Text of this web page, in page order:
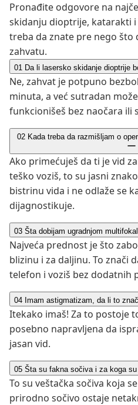
Pronađite odgovore na
skidanju dioptrije, katarakti i
treba da znate pre nego što
zahvatu.
01 Da li lasersko skidanje dioptrije
Ne, zahvat je potpuno
minuta, a već sutradan
funkcionišeš bez naočara ili
02 Kada treba da razmišljam o
Ako primećuješ da ti je vid
teško voziš, to su jasni
bistrinu vida i ne odlaže se
dijagnostikuje.
03 Šta dobijam ugradnjom
Najveća prednost je što
blizinu i za daljinu. To znači
telefon i voziš bez dodatnih
04 Imam astigmatizam, da li to
Itekako imaš! Za to postoje
posebno napravljena da
jasan vid.
05 Šta su fakna sočiva i za koga su
To su veštačka sočiva koja
prirodno sočivo ostaje